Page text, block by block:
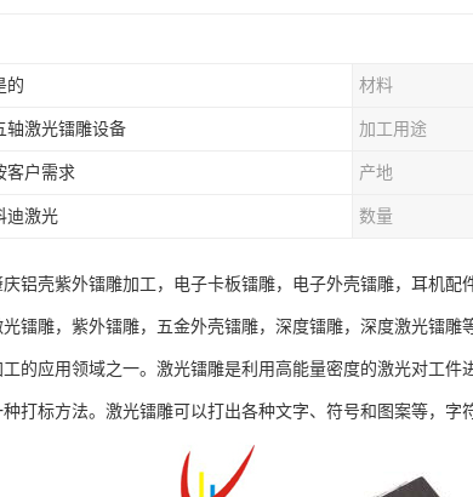
的 材料
轴激光镭雕设备 加工用途
客户需求 产地
迪激光 数量
铝壳紫外镭雕加工，电子卡板镭雕，电子外壳镭雕，耳机配
镭雕，紫外镭雕，五金外壳镭雕，深度镭雕，深度激光镭雕
的应用领域之一。激光镭雕是利用高能量密度的激光对工
打标方法。激光镭雕可以打出各种文字、符号和图案等，字